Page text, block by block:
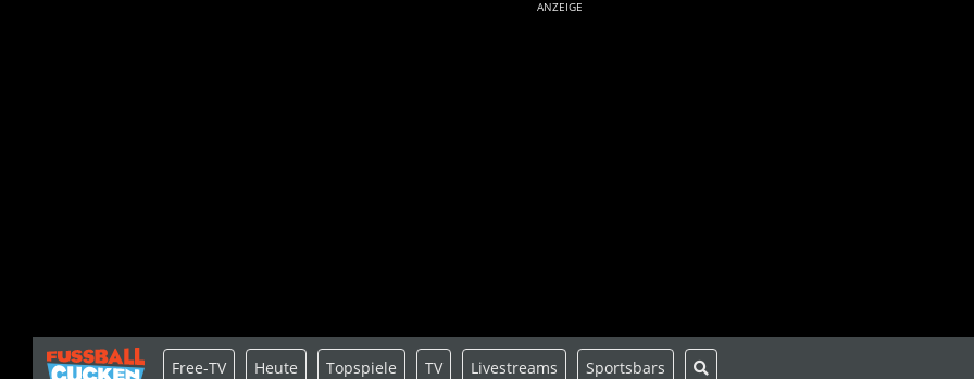
ANZEIGE
Free-TV Heute Topspiele TV Livestreams Sportsbars